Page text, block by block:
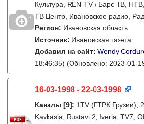
Культура, REN-TV / Барс ТВ,
ТВ Центр, Ивановское радио,
Регион: Ивановская область
Источник: Ивановская газета
Добавил на сайт: Wendy
18:46:35) (Обновлено: 2023-01-
16-03-1998 - 22-03-1998
Каналы [9]: 1TV (ГТРК Грузии),
Kavkasia, Rustavi 2, Iveria, TV7,